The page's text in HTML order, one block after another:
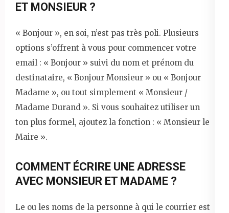
ET MONSIEUR ?
« Bonjour », en soi, n’est pas très poli. Plusieurs
options s’offrent à vous pour commencer votre
email : « Bonjour » suivi du nom et prénom du
destinataire, « Bonjour Monsieur » ou « Bonjour
Madame », ou tout simplement « Monsieur /
Madame Durand ». Si vous souhaitez utiliser un
ton plus formel, ajoutez la fonction : « Monsieur le
Maire ».
COMMENT ÉCRIRE UNE ADRESSE
AVEC MONSIEUR ET MADAME ?
Le ou les noms de la personne à qui le courrier est